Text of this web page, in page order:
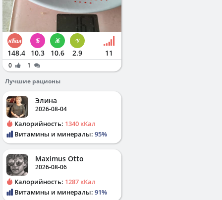
148.4 10.3 10.6 2.9 11
0
1
Лучшие рационы
Элина
2026-08-04
Калорийность: 1340 кКал
Витамины и минералы: 95%
Maximus Otto
2026-08-06
Калорийность: 1287 кКал
Витамины и минералы: 91%